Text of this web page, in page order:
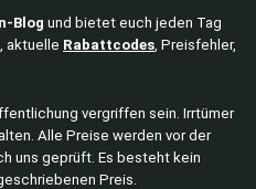
Blog und bietet euch jeden Tag
, aktuelle Rabattcodes , Preisfehler,
vergriffen sein. Irrtümer
Alle Preise werden vor der
uns geprüft. Es besteht kein
Preis.